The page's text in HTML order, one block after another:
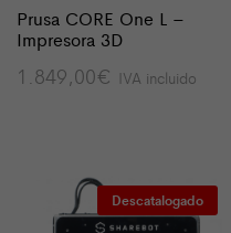
Prusa CORE One L –
Impresora 3D
1.849,00€ IVA incluido
Descatalogado